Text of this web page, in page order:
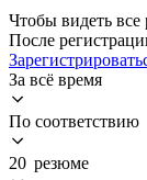
Чтобы видеть все
После
За всё время
По соответствию
20 резюме